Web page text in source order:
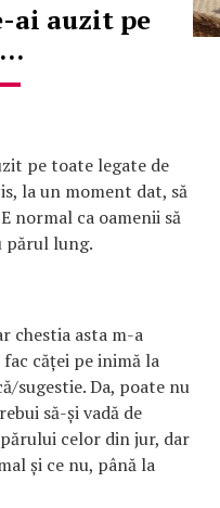
ai auzit pe
pe toate legate de
la un moment dat, să
normal ca oamenii să
părul lung.
chestia asta m-a
căței pe inimă la
sugestie. Da, poate nu
să-și vadă de
celor din jur, dar
și ce nu, până la